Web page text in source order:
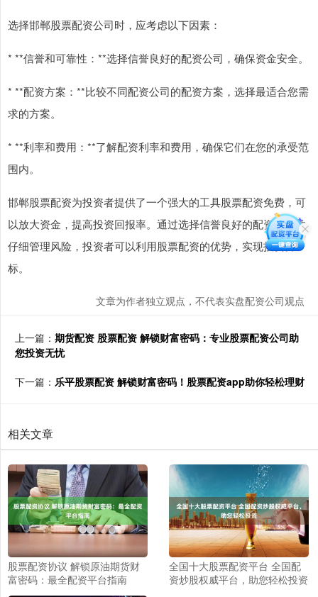
选择邯郸股票配资公司时，应考虑以下因素：
* **信誉和可靠性：**选择信誉良好的配资公司，确保资金安全。
* **配资方案：**比较不同配资公司的配资方案，选择最适合您需
求的方案。
* **利率和费用：**了解配资利率和费用，确保它们在您的承受范
围内。
邯郸股票配资为投资者提供了一个强大的工具股票配资免费，可
以放大资金，提高投资回报率。通过选择信誉良好的配资公司并
仔细管理风险，投资者可以利用股票配资的优势，实现投资目
标。
文章为作者独立观点，不代表实盘配资公司观点
上一篇： 期货配资 股票配资 解锁财富密码：专业股票配资公司助
您投资无忧
下一篇： 乐平股票配资 解锁财富密码！股票配资app助你轻松理财
相关文章
股票配资协议 解锁原油期货财
富密码：最全配资平台指南
全国十大股票配资平台 全国配
资炒股权威平台，助您轻松投资